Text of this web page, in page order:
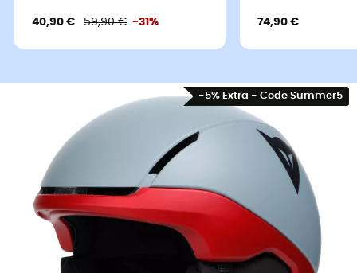
40,90 € 59,90 € -31% 74,90 €
-5% Extra - Code Summer5